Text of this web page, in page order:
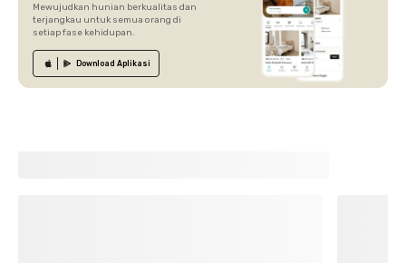
Mewujudkan hunian berkualitas dan
terjangkau untuk semua orang di
setiap fase kehidupan.
Download Aplikasi